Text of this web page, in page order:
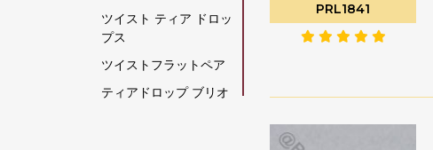
コーヒームーンストー
ン
コーラル
ゴールデンムーンスト
ーン
ツイスト ティア ドロッ
プス
ツイストフラットペア
ティアドロップ ブリオ
PRL1841